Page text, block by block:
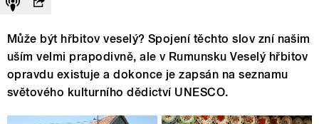
Může být hřbitov veselý? Spojení těchto slov zní našim
uším velmi prapodivně, ale v Rumunsku Veselý hřbitov
opravdu existuje a dokonce je zapsán na seznamu
světového kulturního dědictví UNESCO.